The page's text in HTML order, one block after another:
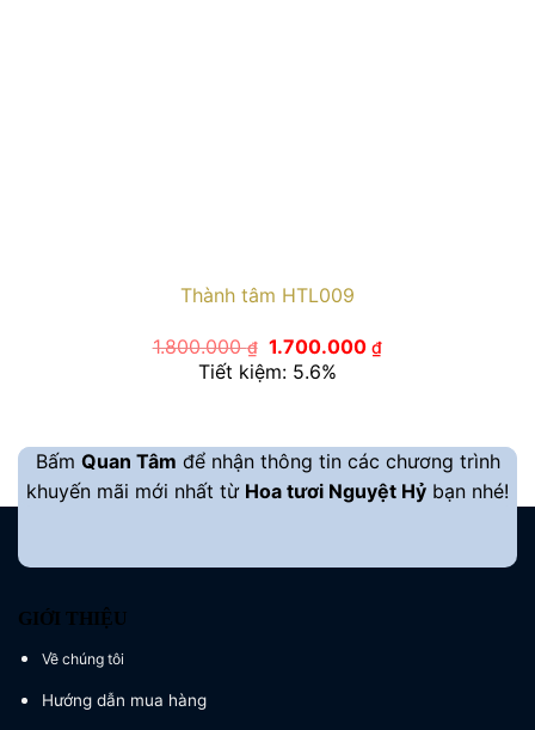
Thành tâm HTL009
1.800.000₫ Giá
gốc
là:
1.700.000₫Giá
Tiết kiệm: 5.6%
Bấm Quan Tâm để nhận thông tin các chương trình
khuyến mãi mới nhất từ Hoa tươi Nguyệt Hỷ bạn nhé!
GIỚI THIỆU
Về chúng tôi
Hướng dẫn mua hàng